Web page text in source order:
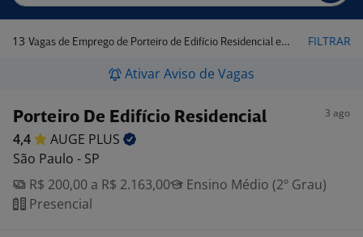
13 Vagas de Emprego de Porteiro de Edifício Residencial em São Paulo - SP FILTRAR
Ativar Aviso de Vagas
Porteiro De Edifício Residencial 3 ago
4,4 AUGE PLUS
São Paulo - SP
R$ 200,00 a R$ 2.163,00
Ensino Médio (2º Grau)
Presencial